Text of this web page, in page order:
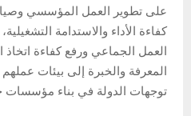
على تطوير العمل المؤسسي
كفاءة الأداء والاستدامة
العمل الجماعي ورفع كفاءة
المعرفة والخبرة إلى بيئات عملهم
توجهات الدولة في بناء مؤسسات